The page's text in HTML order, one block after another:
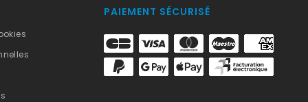
PAIEMENT SÉCURISÉ